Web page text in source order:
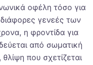
οφέλη τόσο για
διάφορες γενεές των
η φροντίδα για
από σωματική
που σχετίζεται